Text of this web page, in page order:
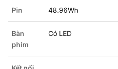
Pin 48.96Wh
Bàn
phím
Có LED